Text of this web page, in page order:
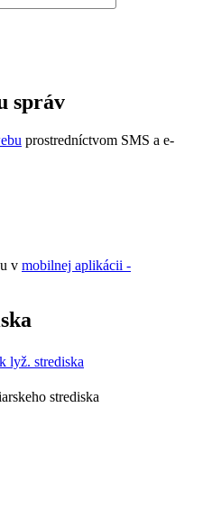
správ
prostredníctvom SMS a e-
v mobilnej aplikácii -
strediska